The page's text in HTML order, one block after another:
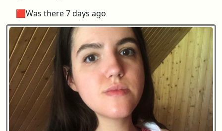
🟥Was there 7 days ago